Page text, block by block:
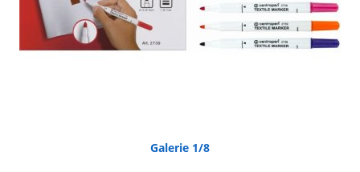
Galerie 1/8